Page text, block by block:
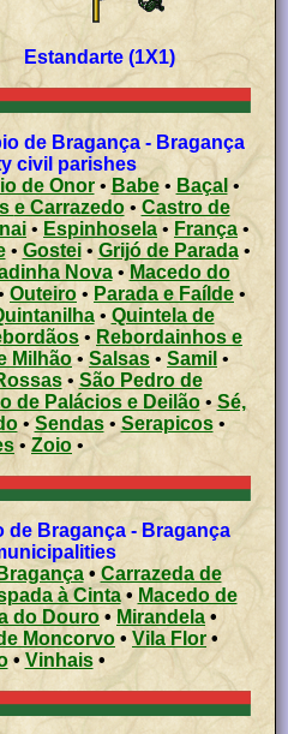
Estandarte (1X1)
de Bragança - Bragança
civil parishes
e Rio de Onor• Babe• Baçal •
Castrelos e Carrazedo• Castro de
•Espinhosela • França •
• Gostei• Grijó de Parada•
Nova•Macedo do
Outeiro • Parada e Faílde •
• Quintela de
• Rebordainhos e
Milhão• Salsas • Samil •
• São Pedro de
de Palácios e Deilão•Sé,
•Sendas• Serapicos•
•Zoio •
Bragança - Bragança
Bragança• Carrazeda de
à Cinta• Macedo de
do Douro • Mirandela •
Moncorvo • Vila Flor •
•Vinhais•